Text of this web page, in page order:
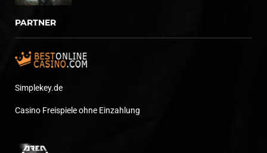
PARTNER
Simplekey.de
Casino Freispiele ohne Einzahlung